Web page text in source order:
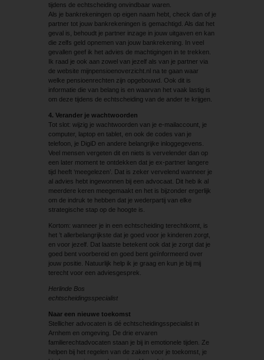
tijdens de echtscheiding onvindbaar waren.
Als je bankrekeningen op eigen naam hebt, check dan of je
partner tot jouw bankrekeningen is gemachtigd. Als dat het
geval is, behoudt je partner inzage in jouw uitgaven en kan
die zelfs geld opnemen van jouw bankrekening. In veel
gevallen geef ik het advies de machtigingen in te trekken.
Ik raad je ook aan zowel van jezelf als van je partner via
de website mijnpensioenoverzicht.nl na te gaan waar
welke pensioenrechten zijn opgebouwd. Ook dit is
informatie die van belang is en waarvan het vaak lastig is
om deze tijdens de echtscheiding van de ander te krijgen.
4. Verander je wachtwoorden
Tot slot: wijzig je wachtwoorden van je e-mailaccount, je
computer, laptop en tablet, en ook de codes van je
telefoon, je DigiD en andere belangrijke inloggegevens.
Veel mensen vergeten dit en niets is vervelender dan op
een later moment te ontdekken dat je ex-partner langere
tijd heeft ‘meegelezen’. Dat is zeker vervelend wanneer je
al advies hebt ingewonnen bij een advocaat. Dit heb ik al
meerdere keren meegemaakt en het is bijzonder ergerlijk
om de indruk te hebben dat je wederpartij van elke
strategische stap op de hoogte is.
Kortom: wanneer je in een echtscheiding terechtkomt, is
het ’t allerbelangrijkste dat je goed voor je kinderen zorgt,
en voor jezelf. Dat laatste betekent ook dat je zorgt dat je
goed bent voorbereid en goed bent geïnformeerd over
jouw positie. Natuurlijk help ik je graag en kun je bij mij
terecht voor een adviesgesprek.
Herlinde Bos
echtscheidingsspecialist
Naar een nieuwe toekomst
Stellicher advocaten is dé echtscheidingsspecialist in
Arnhem en omgeving. De drie ervaren
familierechtadvocaten staan je bij in emotionele tijden. Ze
helpen bij het regelen van de zaken voor je toekomst, je